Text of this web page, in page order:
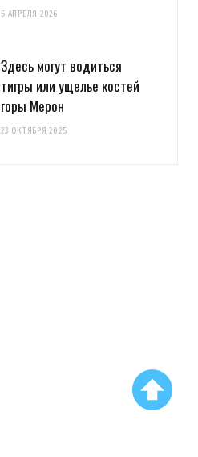
5 АПРЕЛЯ 2026
Здесь могут водиться
тигры или ущелье костей
горы Мерон
23 ОКТЯБРЯ 2025